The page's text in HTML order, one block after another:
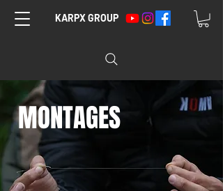
KARPX GROUP
MONTAGES